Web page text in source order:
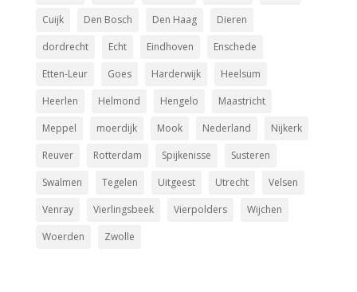
Cuijk
Den Bosch Den Haag
Dieren
dordrecht
Echt Eindhoven
Enschede
Etten-Leur
Goes Harderwijk
Heelsum
Heerlen
Helmond Hengelo
Maastricht
Meppel
moerdijk Mook Nederland
Nijkerk
Reuver
Rotterdam Spijkenisse
Susteren
Swalmen
Tegelen Uitgeest Utrecht
Velsen
Venray
Vierlingsbeek Vierpolders
Wijchen
Woerden
Zwolle